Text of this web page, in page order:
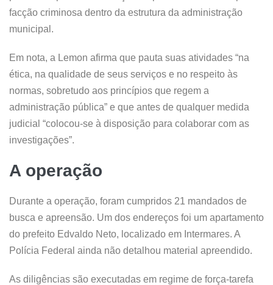
facção criminosa dentro da estrutura da administração
municipal.
Em nota, a Lemon afirma que pauta suas atividades “na
ética, na qualidade de seus serviços e no respeito às
normas, sobretudo aos princípios que regem a
administração pública” e que antes de qualquer medida
judicial “colocou-se à disposição para colaborar com as
investigações”.
A operação
Durante a operação, foram cumpridos 21 mandados de
busca e apreensão. Um dos endereços foi um apartamento
do prefeito Edvaldo Neto, localizado em Intermares. A
Polícia Federal ainda não detalhou material apreendido.
As diligências são executadas em regime de força-tarefa